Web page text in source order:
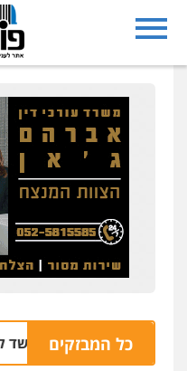
כל המבזקים
נעצרו בחשד לירי